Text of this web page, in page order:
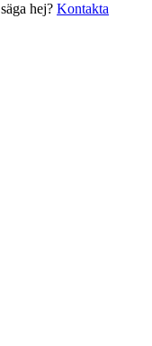
hej? Kontakta